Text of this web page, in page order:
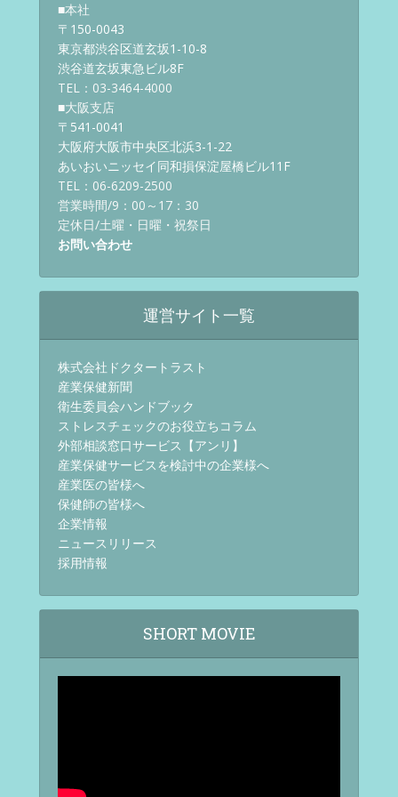
■本社
〒150-0043
東京都渋谷区道玄坂1-10-8
渋谷道玄坂東急ビル8F
TEL：03-3464-4000
■大阪支店
〒541-0041
大阪府大阪市中央区北浜3-1-22
あいおいニッセイ同和損保淀屋橋ビル11F
TEL：06-6209-2500
営業時間/9：00～17：30
定休日/土曜・日曜・祝祭日
お問い合わせ
運営サイト一覧
株式会社ドクタートラスト
産業保健新聞
衛生委員会ハンドブック
ストレスチェックのお役立ちコラム
外部相談窓口サービス【アンリ】
産業保健サービスを検討中の企業様へ
産業医の皆様へ
保健師の皆様へ
企業情報
ニュースリリース
採用情報
SHORT MOVIE